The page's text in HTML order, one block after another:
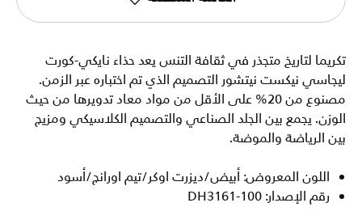
تكريما لتاريخ متجذر في ثقافة التنس يعد حذاء نايكي-كورت
ليجاسي نيكست نيتشور التصميم الذي تم اختباره عبر الزمن.
مصنوع من 20% على الأقل من مواد معاد تدويرها من حيث
الوزن. يجمع بين الجلد الصناعي والتصميم الكلاسيكي ومزيج
بين الرياضة والموضة.
اللون المعروض: أبيض/ديزرت اوكر/تيم اورانج/أسود
رقم الإصدار: DH3161-100